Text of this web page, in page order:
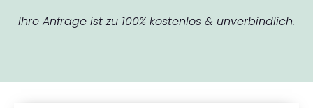
Ihre Anfrage ist zu 100% kostenlos & unverbindlich.